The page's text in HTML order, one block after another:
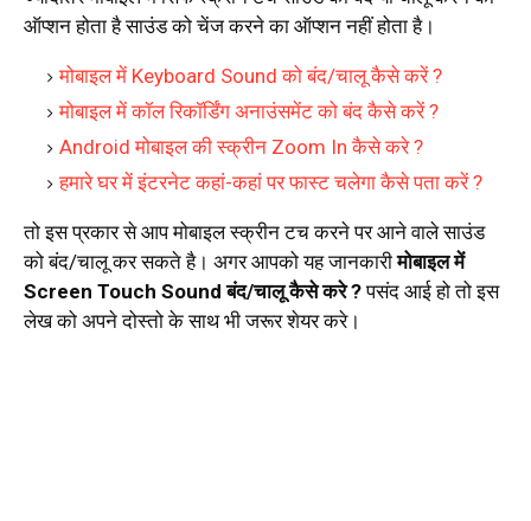
ऑप्शन होता है साउंड को चेंज करने का ऑप्शन नहीं होता है।
मोबाइल में Keyboard Sound को बंद/चालू कैसे करें ?
मोबाइल में कॉल रिकॉर्डिंग अनाउंसमेंट को बंद कैसे करें ?
Android मोबाइल की स्क्रीन Zoom In कैसे करे ?
हमारे घर में इंटरनेट कहां-कहां पर फास्ट चलेगा कैसे पता करें ?
तो इस प्रकार से आप मोबाइल स्क्रीन टच करने पर आने वाले साउंड
को बंद/चालू कर सकते है। अगर आपको यह जानकारीमोबाइल में
Screen Touch Sound बंद/चालू कैसे करे ?पसंद आई हो तो इस
लेख को अपने दोस्तो के साथ भी जरूर शेयर करे।